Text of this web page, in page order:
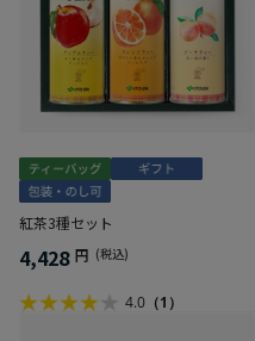
紅茶3種セット
4,428 円 (税込)
4.0 （1）